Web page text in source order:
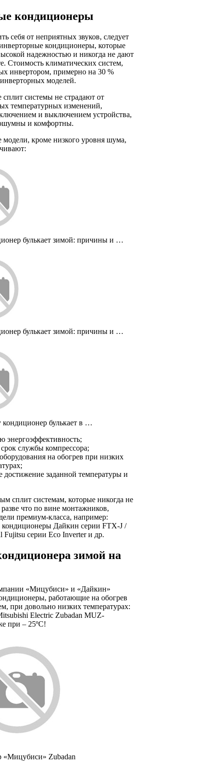
кондиционеры
себя от неприятных звуков, следует
кондиционеры, которые
надежностью и никогда не дают
Стоимость климатических систем,
инвертором, примерно на 30 %
моделей.
системы не страдают от
температурных изменений,
и выключением устройства,
и комфортны.
кроме низкого уровня шума,
булькает зимой: причины и …
булькает зимой: причины и …
булькает в …
энергоэффективность;
службы компрессора;
на обогрев при низких
достижение заданной температуры и
сплит системам, которые никогда не
что по вине монтажников,
премиум-класса, например:
кондиционеры Дайкин серии FTX-J /
Fujitsu серии Eco Inverter и др.
зимой на
«Мицубиси» и «Дайкин»
работающие на обогрев
при довольно низких температурах:
Electric Zubadan MUZ-
при – 25ºС!
«Мицубиси» Zubadan